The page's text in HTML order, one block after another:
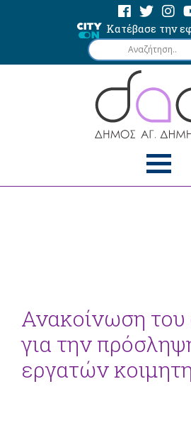
Κατέβασε την
Ανακοίνωση του
για την
εργατών